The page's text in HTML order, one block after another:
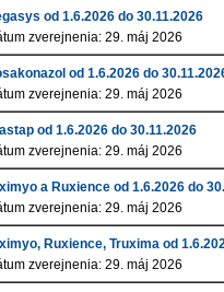
od 1.6.2026 do 30.11.2026
zverejnenia: 29. máj 2026
od 1.6.2026 do
zverejnenia: 29. máj 2026
od 1.6.2026 do 30.11.2026
zverejnenia: 29. máj 2026
a Ruxience od 1.6.2026 do
zverejnenia: 29. máj 2026
Ruxience, Truxima od
zverejnenia: 29. máj 2026